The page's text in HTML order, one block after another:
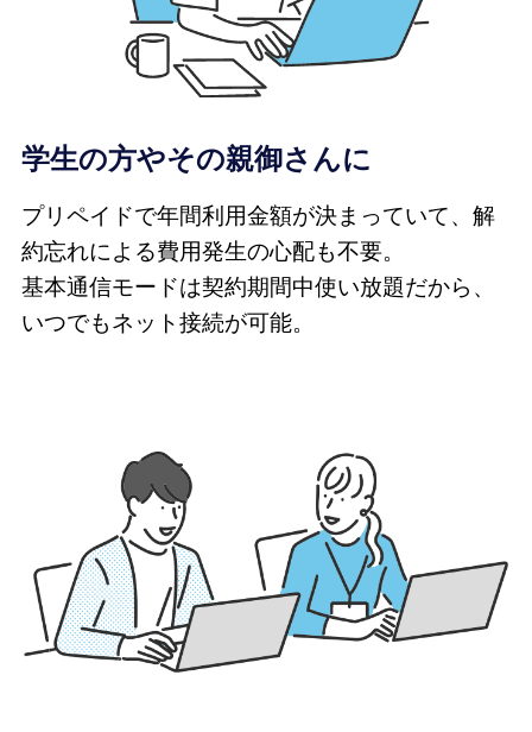
学生の方やその親御さんに
プリペイドで年間利用金額が決まっていて、解
約忘れによる費用発生の心配も不要。
基本通信モードは契約期間中使い放題だから、
いつでもネット接続が可能。